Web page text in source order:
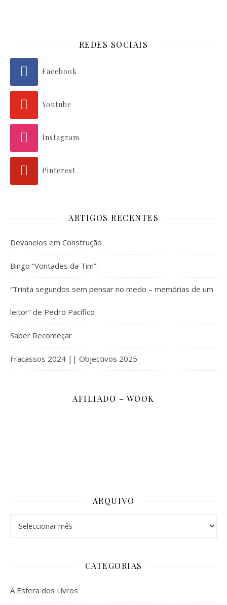
REDES SOCIAIS
Facebook
Youtube
Instagram
Pinterest
ARTIGOS RECENTES
Devaneios em Construção
Bingo “Vontades da Tim”.
“Trinta segundos sem pensar no medo – memórias de um
leitor” de Pedro Pacífico
Saber Recomeçar
Fracassos 2024 || Objectivos 2025
AFILIADO – WOOK
ARQUIVO
CATEGORIAS
A Esfera dos Livros